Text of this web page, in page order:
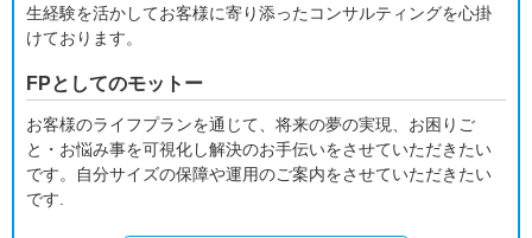
生経験を活かしてお客様に寄り添ったコンサルティングを心掛
けております。
FPとしてのモットー
お客様のライフプランを通じて、将来の夢の実現、お困りご
と・お悩み事を可視化し解決のお手伝いをさせていただきたい
です。自分サイズの保障や運用のご案内をさせていただきたい
です.